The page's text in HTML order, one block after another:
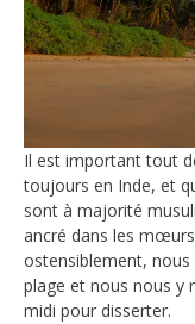
Il est important tout
toujours en Inde, et
sont à majorité
ancré dans les
ostensiblement,
plage et nous nous y
midi pour disserter.